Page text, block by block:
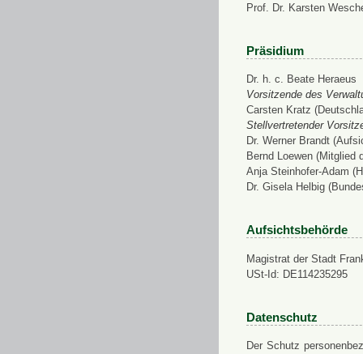
Prof. Dr. Karsten
Präsidium
Dr. h. c. Beate Heraeus
Vorsitzende des
Carsten Kratz
Stellvertretender
Dr. Werner Brandt
Bernd Loewen (Mitglied
Anja Steinhofer-Adam
Dr. Gisela Helbig
Aufsichtsbehörde
Magistrat der Stadt
USt-Id: DE114235295
Datenschutz
Der Schutz